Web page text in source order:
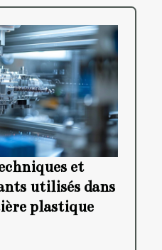
et
utilisés dans
plastique